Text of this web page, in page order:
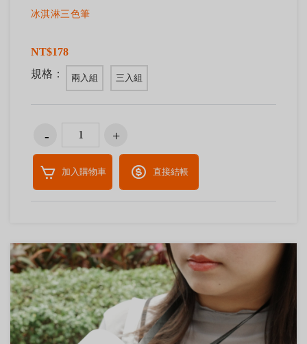
冰淇淋三色筆
NT$178
規格：
兩入組 三入組
加入購物車 直接結帳